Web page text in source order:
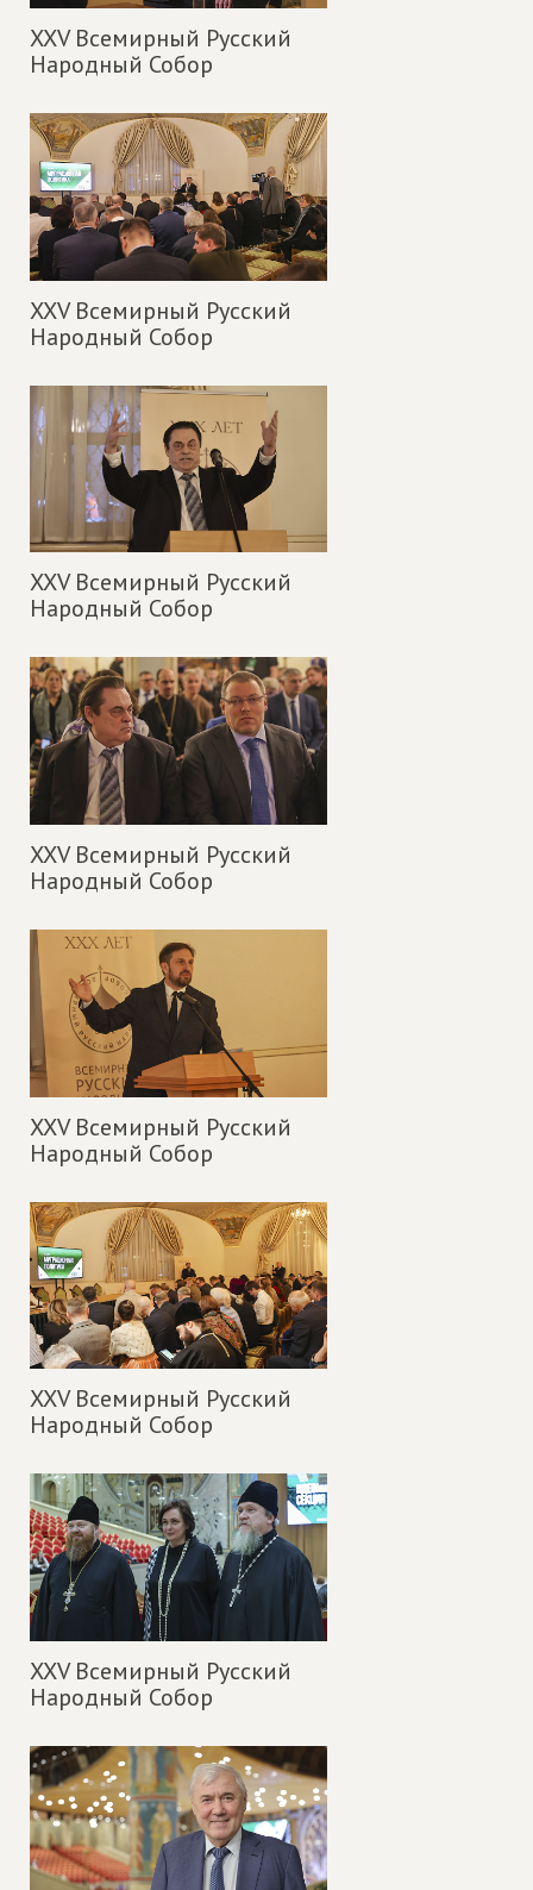
XXV Всемирный Русский
Народный Собор
XXV Всемирный Русский
Народный Собор
XXV Всемирный Русский
Народный Собор
XXV Всемирный Русский
Народный Собор
XXV Всемирный Русский
Народный Собор
XXV Всемирный Русский
Народный Собор
XXV Всемирный Русский
Народный Собор